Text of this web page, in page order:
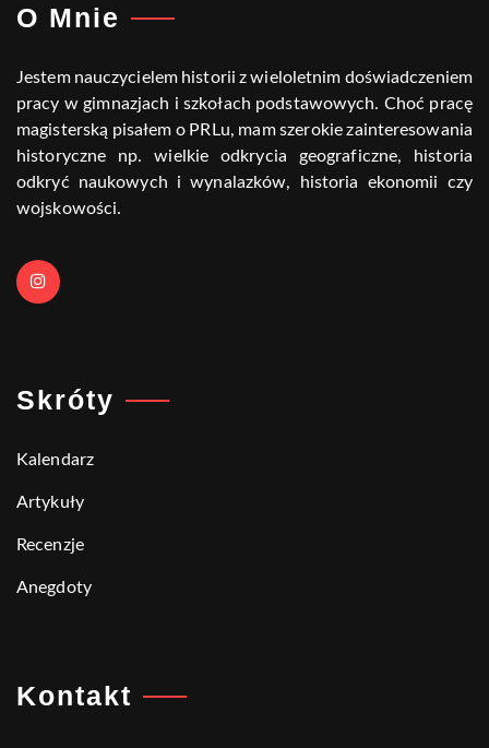
O Mnie
Jestem nauczycielem historii z wieloletnim doświadczeniem
pracy w gimnazjach i szkołach podstawowych. Choć pracę
magisterską pisałem o PRLu, mam szerokie zainteresowania
historyczne np. wielkie odkrycia geograficzne, historia
odkryć naukowych i wynalazków, historia ekonomii czy
wojskowości.
Skróty
Kalendarz
Artykuły
Recenzje
Anegdoty
Kontakt